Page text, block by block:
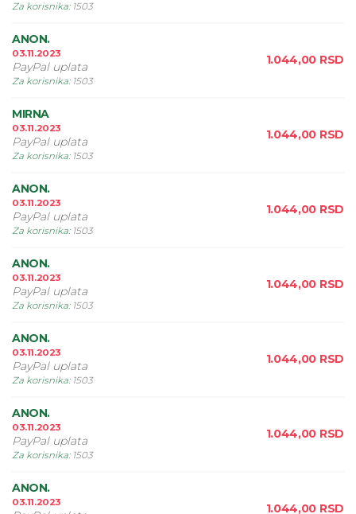
Za korisnika: 1503
ANON.
03.11.2023
PayPal uplata
Za korisnika: 1503
1.044,00 RSD
MIRNA
03.11.2023
PayPal uplata
Za korisnika: 1503
1.044,00 RSD
ANON.
03.11.2023
PayPal uplata
Za korisnika: 1503
1.044,00 RSD
ANON.
03.11.2023
PayPal uplata
Za korisnika: 1503
1.044,00 RSD
ANON.
03.11.2023
PayPal uplata
Za korisnika: 1503
1.044,00 RSD
ANON.
03.11.2023
PayPal uplata
Za korisnika: 1503
1.044,00 RSD
ANON.
03.11.2023 1.044,00 RSD